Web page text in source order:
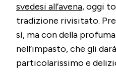
svedesi all’avena, oggi
tradizione rivisitato.
sì, ma con della
nell’impasto, che gli
particolarissimo e